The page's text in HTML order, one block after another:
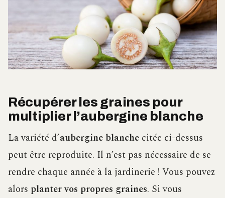
Récupérer les graines pour
multiplier l’aubergine blanche
La variété d’aubergine blanche citée ci-dessus
peut être reproduite. Il n’est pas nécessaire de se
rendre chaque année à la jardinerie ! Vous pouvez
alors planter vos propres graines. Si vous